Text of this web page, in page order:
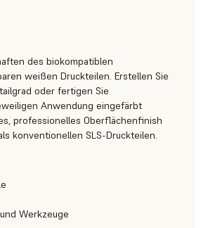
des biokompatiblen
weißen Druckteilen. Erstellen Sie
oder fertigen Sie
Anwendung eingefärbt
professionelles Oberflächenfinish
konventionellen SLS-Druckteilen.
Werkzeuge